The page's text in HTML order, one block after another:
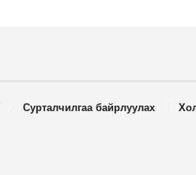
Сурталчилгаа байрлуулах